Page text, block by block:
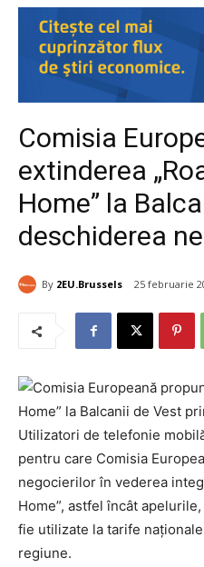
Comisia
extinderea
Home” la
deschiderea
By 2EU.Brussels 25 februarie
Utilizatori de telefonie
pentru care Comisia
negocierilor în vederea
Home”, astfel încât
fie utilizate la tarife
regiune.